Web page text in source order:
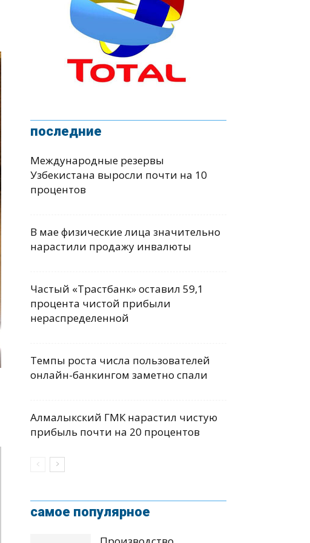
последние
Международные резервы
Узбекистана выросли почти на 10
процентов
В мае физические лица значительно
нарастили продажу инвалюты
Частый «Трастбанк» оставил 59,1
процента чистой прибыли
нераспределенной
Темпы роста числа пользователей
онлайн-банкингом заметно спали
Алмалыкский ГМК нарастил чистую
прибыль почти на 20 процентов
самое популярное